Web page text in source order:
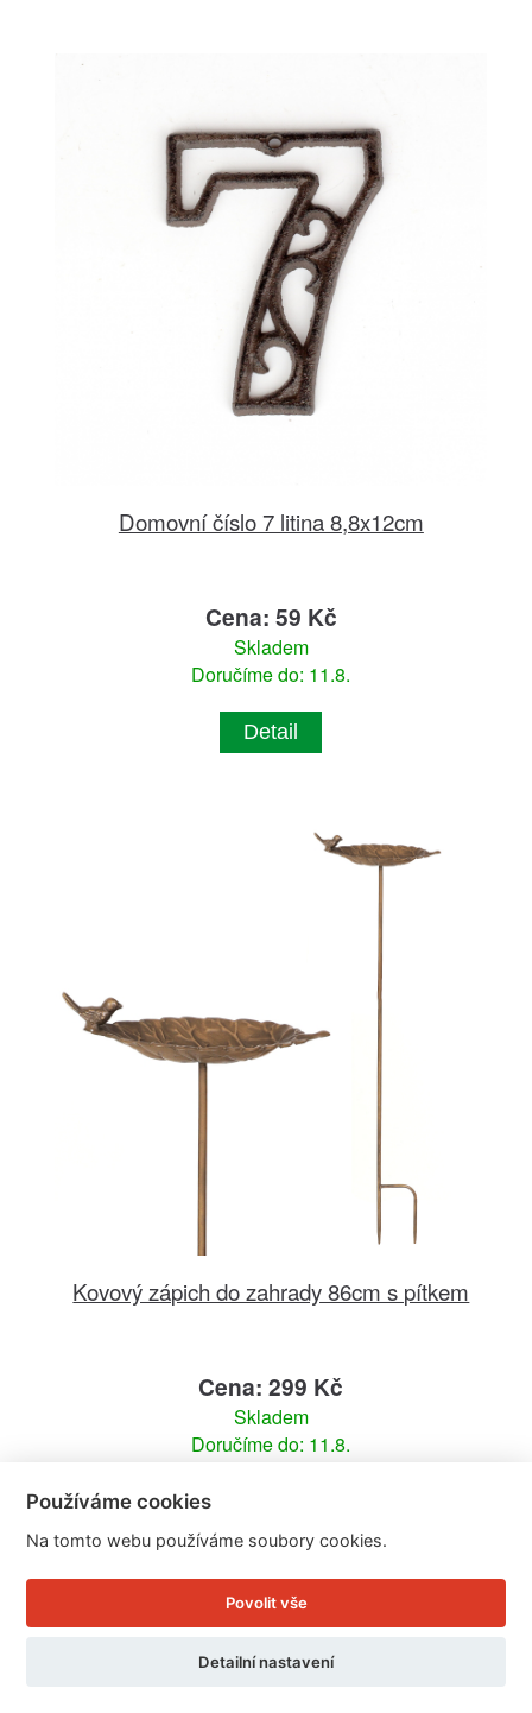
Domovní číslo 7 litina 8,8x12cm
Cena: 59 Kč
Skladem
Doručíme do: 11.8.
Detail
Kovový zápich do zahrady 86cm s pítkem
Cena: 299 Kč
Skladem
Doručíme do: 11.8.
Používáme cookies
Na tomto webu používáme soubory cookies.
Povolit vše
Detailní nastavení